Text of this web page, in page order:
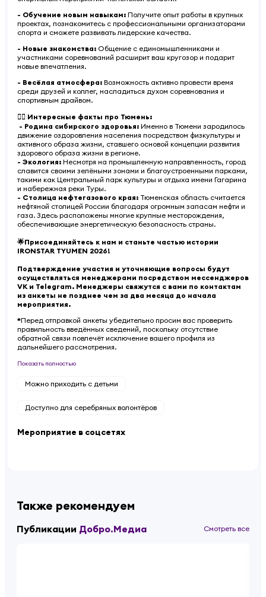
- Обучение новым навыкам: Получите опыт работы в крупных
проектах, познакомитесь с профессиональными организаторами
спорта и сможете развивать лидерские качества.
- Новые знакомства: Общение с единомышленниками и
участниками соревнований расширит ваш кругозор и подарит
новые впечатления.
- Весёлая атмосфера: Возможность активно провести время
среди друзей и коллег, насладиться духом соревнования и
спортивным драйвом.
🏃‍♂️ Интересные факты про Тюмень:
- Родина сибирского здоровья: Именно в Тюмени зародилось
движение оздоровления населения посредством физкультуры и
активного образа жизни, ставшего основой концепции развития
здорового образа жизни в регионе.
- Экология: Несмотря на промышленную направленность, город
славится своими зелёными зонами и благоустроенными парками,
такими как Центральный парк культуры и отдыха имени Гагарина
и набережная реки Туры.
- Столица нефтегазового края: Тюменская область считается
нефтяной столицей России благодаря огромным запасам нефти и
газа. Здесь расположены многие крупные месторождения,
обеспечивающие энергетическую безопасность страны.
🌟Присоединяйтесь к нам и станьте частью истории
IRONSTAR TYUMEN 2026!
Подтверждение участия и уточняющие вопросы будут
осуществляться менеджерами посредством мессенджеров
VK и Telegram. Менеджеры свяжутся с вами по контактам
из анкеты не позднее чем за два месяца до начала
мероприятия.
*Перед отправкой анкеты убедительно просим вас проверить
правильность введённых сведений, поскольку отсутствие
обратной связи повлечёт исключение вашего профиля из
дальнейшего рассмотрения.
Показать полностью
Можно приходить с детьми
Доступно для серебряных волонтёров
Мероприятие в соцсетях
Также рекомендуем
Публикации Добро.Медиа Смотреть все